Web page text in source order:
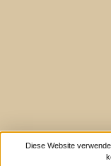
Diese Website